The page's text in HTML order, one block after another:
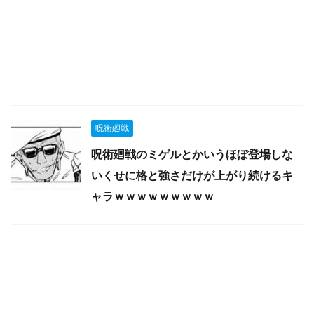
呪術廻戦
呪術廻戦のミゲルとかいうほぼ登場しな
いくせに格と強さだけが上がり続けるキ
ャラｗｗｗｗｗｗｗｗｗ